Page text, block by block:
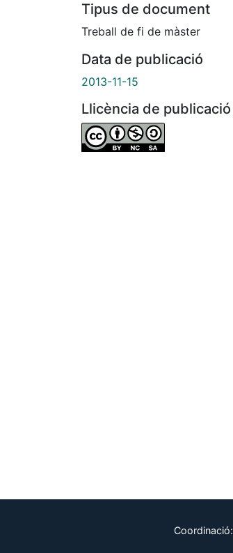
Tipus de document
Treball de fi de màster
Data de publicació
2013-11-15
Llicència de publicació
Coordinació: